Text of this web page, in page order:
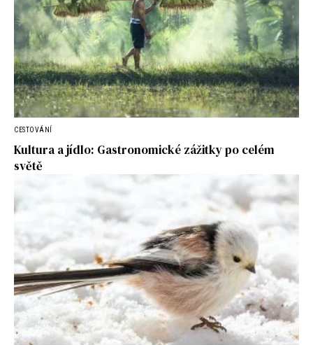
CESTOVÁNÍ
Kultura a jídlo: Gastronomické zážitky po celém
světě